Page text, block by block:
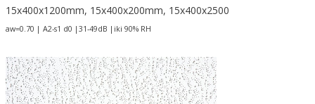
15x400x1200mm, 15x400x200mm, 15x400x2500
aw=0.70 | A2-s1 d0 |31-49dB |iki 90% RH